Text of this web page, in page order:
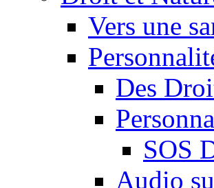
Vers une
Des
SOS
Audio